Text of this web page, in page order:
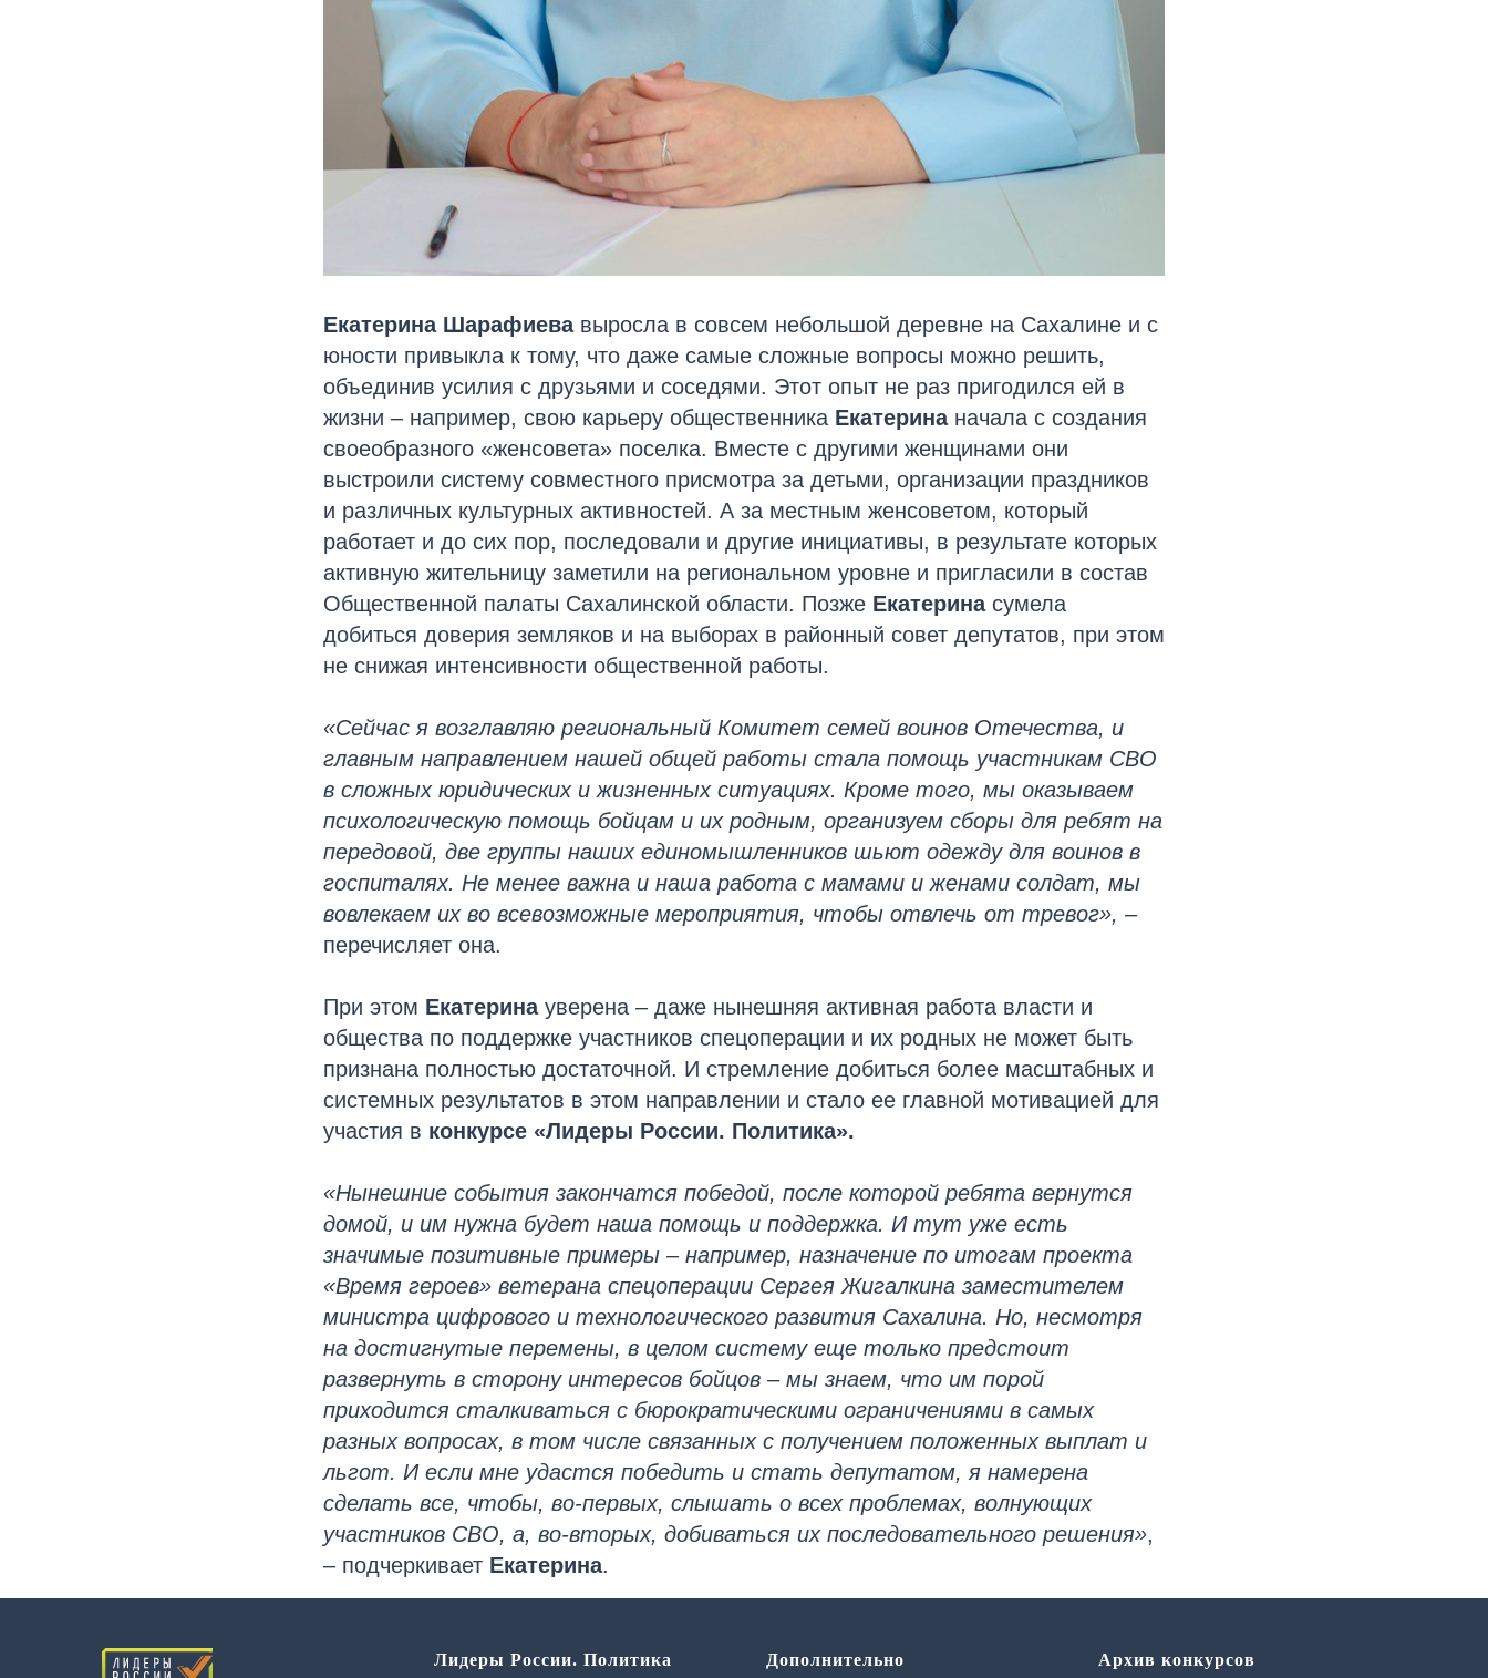
Екатерина Шарафиевавыросла в совсем небольшой деревне на Сахалине и с
юности привыкла к тому, что даже самые сложные вопросы можно решить,
объединив усилия с друзьями и соседями. Этот опыт не раз пригодился ей в
жизни – например, свою карьеру общественника Екатеринаначала с создания
своеобразного «женсовета» поселка. Вместе с другими женщинами они
выстроили систему совместного присмотра за детьми, организации праздников
и различных культурных активностей. А за местным женсоветом, который
работает и до сих пор, последовали и другие инициативы, в результате которых
активную жительницу заметили на региональном уровне и пригласили в состав
Общественной палаты Сахалинской области. Позже Екатеринасумела
добиться доверия земляков и на выборах в районный совет депутатов, при этом
не снижая интенсивности общественной работы.
«Сейчас я возглавляю региональный Комитет семей воинов Отечества, и
главным направлением нашей общей работы стала помощь участникам СВО
в сложных юридических и жизненных ситуациях. Кроме того, мы оказываем
психологическую помощь бойцам и их родным, организуем сборы для ребят на
передовой, две группы наших единомышленников шьют одежду для воинов в
госпиталях. Не менее важна и наша работа с мамами и женами солдат, мы
вовлекаем их во всевозможные мероприятия, чтобы отвлечь от тревог», –
перечисляет она.
При этом Екатеринауверена – даже нынешняя активная работа власти и
общества по поддержке участников спецоперации и их родных не может быть
признана полностью достаточной. И стремление добиться более масштабных и
системных результатов в этом направлении и стало ее главной мотивацией для
участия в конкурсе «Лидеры России. Политика».
«Нынешние события закончатся победой, после которой ребята вернутся
домой, и им нужна будет наша помощь и поддержка. И тут уже есть
значимые позитивные примеры – например, назначение по итогам проекта
«Время героев» ветерана спецоперации Сергея Жигалкина заместителем
министра цифрового и технологического развития Сахалина. Но, несмотря
на достигнутые перемены, в целом систему еще только предстоит
развернуть в сторону интересов бойцов – мы знаем, что им порой
приходится сталкиваться с бюрократическими ограничениями в самых
разных вопросах, в том числе связанных с получением положенных выплат и
льгот. И если мне удастся победить и стать депутатом, я намерена
сделать все, чтобы, во-первых, слышать о всех проблемах, волнующих
участников СВО, а, во-вторых, добиваться их последовательного решения»,
– подчеркивает Екатерина.
Лидеры России. Политика Дополнительно Архив конкурсов